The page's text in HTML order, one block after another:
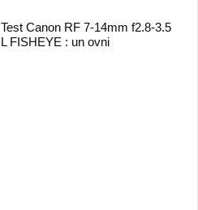
Test Canon RF 7-14mm f2.8-3.5
L FISHEYE : un ovni